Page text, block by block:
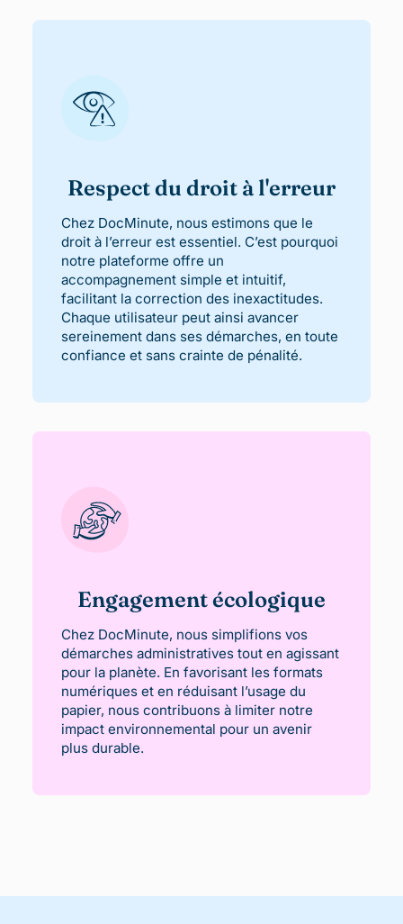
Respect du droit à l'erreur
Chez DocMinute, nous estimons que le
droit à l’erreur est essentiel. C’est pourquoi
notre plateforme offre un
accompagnement simple et intuitif,
facilitant la correction des inexactitudes.
Chaque utilisateur peut ainsi avancer
sereinement dans ses démarches, en toute
confiance et sans crainte de pénalité.
Engagement écologique
Chez DocMinute, nous simplifions vos
démarches administratives tout en agissant
pour la planète. En favorisant les formats
numériques et en réduisant l’usage du
papier, nous contribuons à limiter notre
impact environnemental pour un avenir
plus durable.